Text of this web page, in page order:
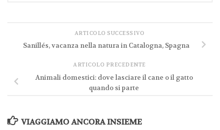
ARTICOLO SUCCESSIVO
Sanillés, vacanza nella natura in Catalogna, Spagna
ARTICOLO PRECEDENTE
Animali domestici: dove lasciare il cane o il gatto
quando si parte
VIAGGIAMO ANCORA INSIEME